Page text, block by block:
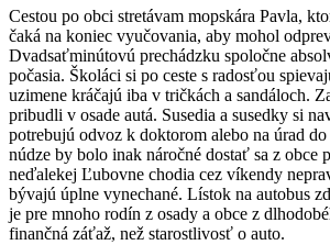
Cestou po obci stretávam mopskára Pavla,
čaká na koniec vyučovania, aby mohol
Dvadsaťminútovú prechádzku spoločne
počasia. Školáci si po ceste s radosťou
uzimene kráčajú iba v tričkách a sandáloch.
pribudli v osade autá. Susedia a susedky si
potrebujú odvoz k doktorom alebo na úrad
núdze by bolo inak náročné dostať sa z obce
neďalekej Ľubovne chodia cez víkendy
bývajú úplne vynechané. Lístok na autobus
je pre mnoho rodín z osady a obce z
finančná záťaž, než starostlivosť o auto.